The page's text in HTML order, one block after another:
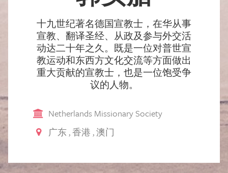
十九世纪著名德国宣教士，在华从事
宣教、翻译圣经、从政及参与外交活
动达二十年之久。既是一位对普世宣
教运动和东西方文化交流等方面做出
重大贡献的宣教士，也是一位饱受争
议的人物。
Netherlands Missionary Society
广东 ,香港 ,澳门